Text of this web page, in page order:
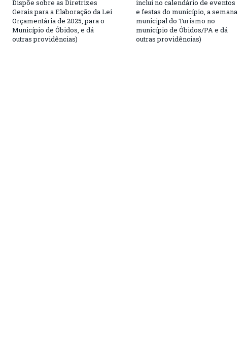
Dispõe sobre as Diretrizes
Gerais para a Elaboração da Lei
Orçamentária de 2025, para o
Município de Óbidos, e dá
outras providências)
inclui no calendário de eventos
e festas do município, a semana
municipal do Turismo no
município de Óbidos/PA e dá
outras providências)